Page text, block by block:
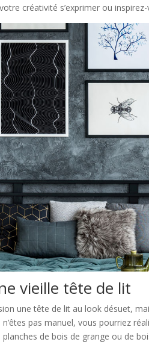
créativité s’exprimer ou
vieille tête de lit
une tête de lit au look désuet,
pas manuel, vous pourriez
planches de bois de grange ou de